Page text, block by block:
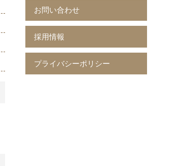
お問い合わせ
採用情報
プライバシーポリシー